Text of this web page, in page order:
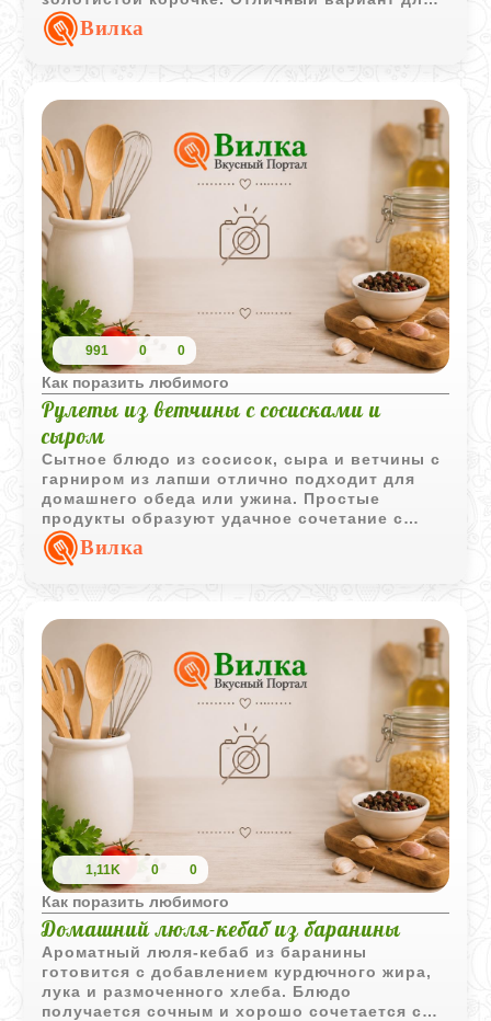
быстрого перекуса или домашней вечеринки.
Вилка
991 0 0
Как поразить любимого
Рулеты из ветчины с сосисками и
сыром
Сытное блюдо из сосисок, сыра и ветчины с
гарниром из лапши отлично подходит для
домашнего обеда или ужина. Простые
продукты образуют удачное сочетание с
аппетитной сырной начинкой.
Вилка
1,11K 0 0
Как поразить любимого
Домашний люля-кебаб из баранины
Ароматный люля-кебаб из баранины
готовится с добавлением курдючного жира,
лука и размоченного хлеба. Блюдо
получается сочным и хорошо сочетается со